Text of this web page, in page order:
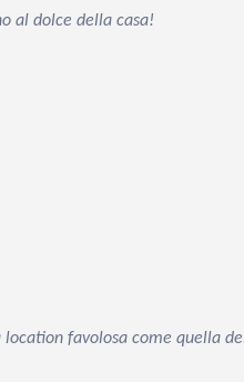
al dolce della casa!
favolosa come quella del